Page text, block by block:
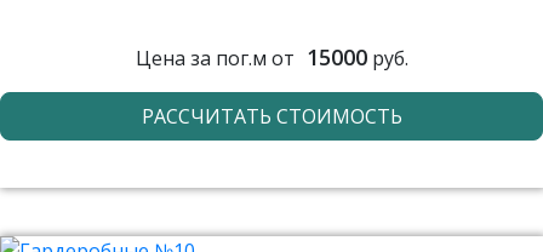
Цена за пог.м от 15000руб.
РАССЧИТАТЬ СТОИМОСТЬ